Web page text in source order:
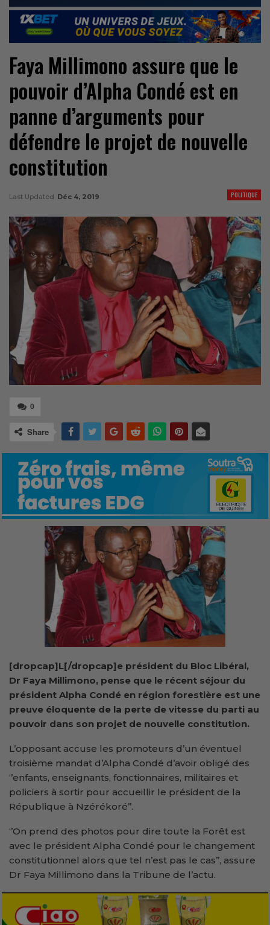
Faya Millimono assure que le
pouvoir d’Alpha Condé est en
panne d’arguments pour
défendre le projet de nouvelle
constitution
POLITIQUE
Last Updated Déc 4, 2019
0
Share
[dropcap]L[/dropcap]e président du Bloc Libéral,
Dr Faya Millimono, pense que le récent séjour du
président Alpha Condé en région forestière est une
preuve éloquente de la perte de vitesse du parti au
pouvoir dans son projet de nouvelle constitution.
L’opposant accuse les promoteurs d’un éventuel
troisième mandat d’Alpha Condé d’avoir obligé des
‘’enfants, enseignants, fonctionnaires, militaires et
policiers à sortir pour accueillir le président de la
République à Nzérékoré’’.
‘’On prend des photos pour dire toute la Forêt est
avec le président Alpha Condé pour le changement
constitutionnel alors que tel n’est pas le cas’’, assure
Dr Faya Millimono dans la Tribune de l’actu.